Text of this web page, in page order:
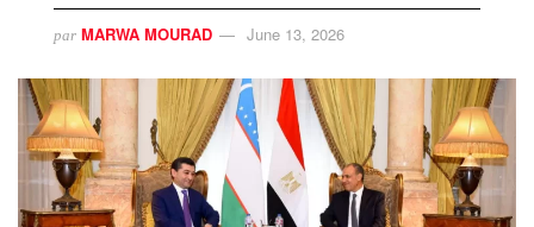
par MARWA MOURAD June 13, 2026